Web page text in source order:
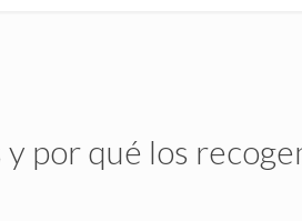
por qué los